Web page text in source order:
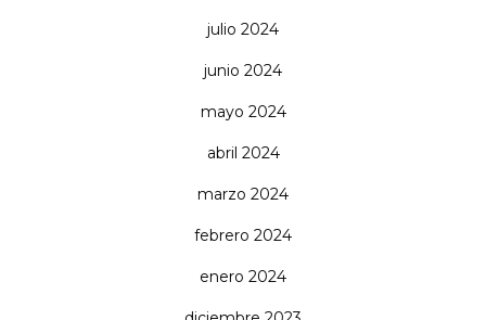
julio 2024
junio 2024
mayo 2024
abril 2024
marzo 2024
febrero 2024
enero 2024